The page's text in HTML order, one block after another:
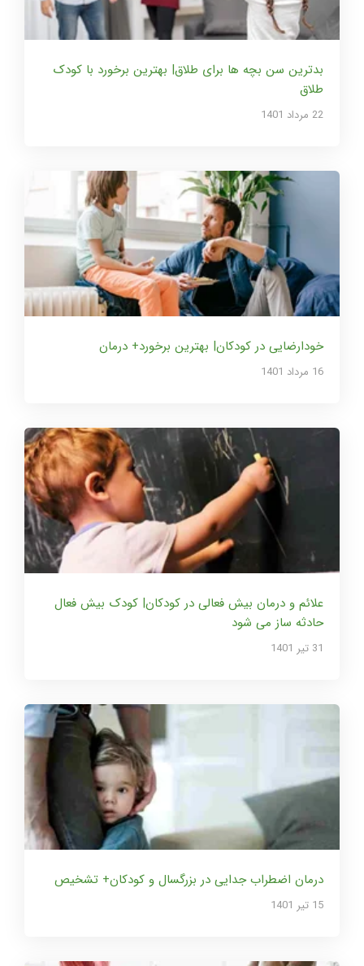
بدترین سن بچه ها برای طلاق| بهترین برخورد با کودک
طلاق
22 مرداد 1401
خودارضایی در کودکان| بهترین برخورد+ درمان
16 مرداد 1401
علائم و درمان بیش فعالی در کودکان| کودک بیش فعال
حادثه ساز می شود
31 تير 1401
درمان اضطراب جدایی در بزرگسال و کودکان+ تشخیص
15 تير 1401